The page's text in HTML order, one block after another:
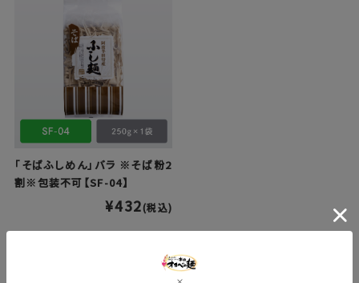
「そばふしめん」バラ ※そば粉2
割※包装不可【SF-04】
¥432(税込)